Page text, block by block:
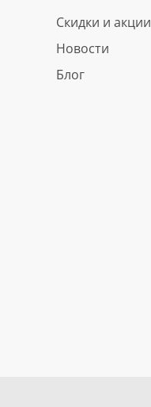
Скидки и акции
Новости
Блог